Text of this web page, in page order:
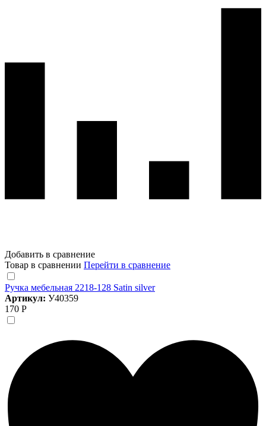
Добавить в сравнение
Товар в сравнении Перейти в сравнение
Ручка мебельная 2218-128 Satin silver
Артикул: У40359
170 Р